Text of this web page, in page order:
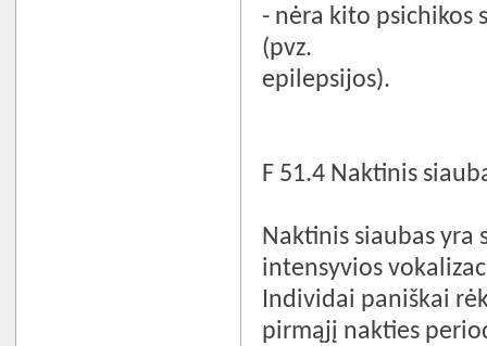
- nėra kito psichikos
(pvz.
epilepsijos).
F 51.4 Naktinis
Naktinis siaubas
intensyvios
Individai paniškai
pirmąjį nakties